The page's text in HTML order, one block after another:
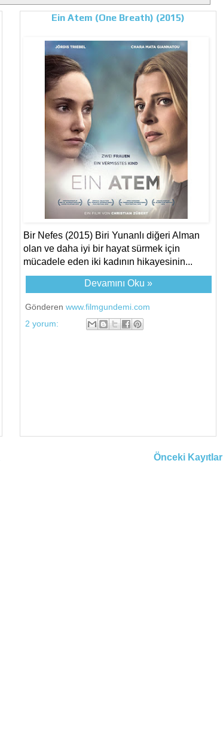
Ein Atem (One Breath) (2015)
Bir Nefes (2015) Biri Yunanlı diğeri Alman
olan ve daha iyi bir hayat sürmek için
mücadele eden iki kadının hikayesinin...
Devamını Oku »
Gönderenwww.filmgundemi.com
2 yorum:
Önceki Kayıtlar